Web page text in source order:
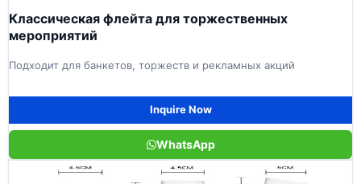
Классическая флейта для торжественных
мероприятий
Подходит для банкетов, торжеств и рекламных акций
Inquire Now
WhatsApp